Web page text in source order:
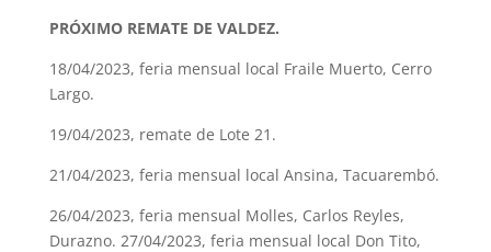
PRÓXIMO REMATE DE VALDEZ.
18/04/2023, feria mensual local Fraile Muerto, Cerro
Largo.
19/04/2023, remate de Lote 21.
21/04/2023, feria mensual local Ansina, Tacuarembó.
26/04/2023, feria mensual Molles, Carlos Reyles,
Durazno. 27/04/2023, feria mensual local Don Tito,